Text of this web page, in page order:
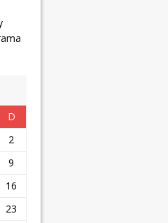
D
2
9
16
23